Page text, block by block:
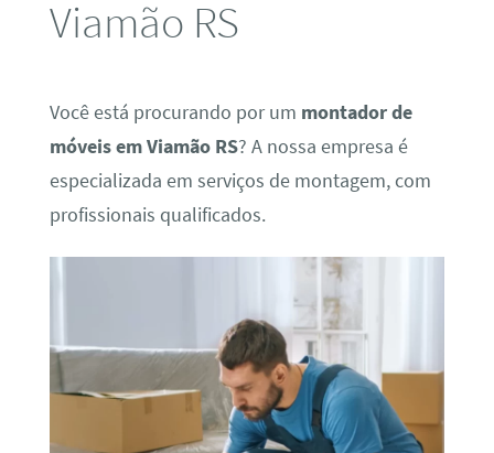
Viamão RS
Você está procurando por um montador de
móveis em Viamão RS? A nossa empresa é
especializada em serviços de montagem, com
profissionais qualificados.